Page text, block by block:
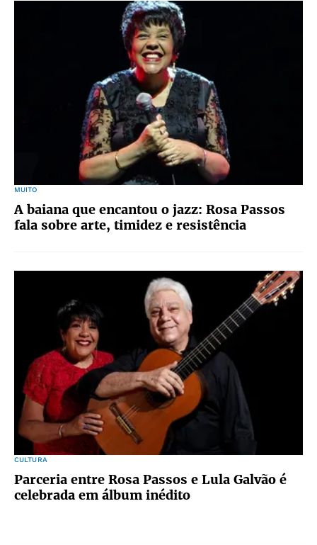
MUITO
A baiana que encantou o jazz: Rosa Passos
fala sobre arte, timidez e resistência
CULTURA
Parceria entre Rosa Passos e Lula Galvão é
celebrada em álbum inédito